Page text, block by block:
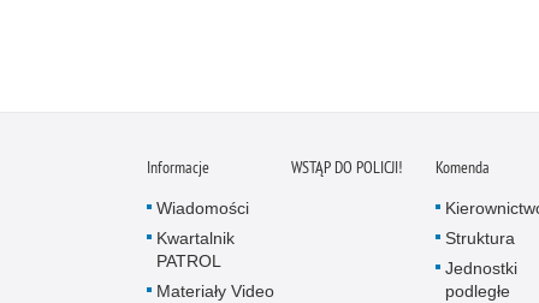
Informacje
Wiadomości
Kwartalnik
PATROL
Materiały Video
WSTĄP DO POLICJI! Komenda
Struktura
Jednostki
podległe